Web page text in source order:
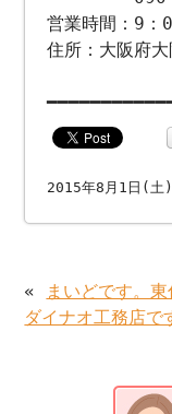
営業時間：9：
住所：大阪府
2015年8月1日(
«
まいどです。
ダイナオ工務店で